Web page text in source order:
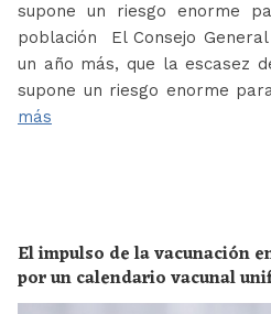
supone un riesgo enorme
población El Consejo
un año más, que la escasez
supone un riesgo enorme
más
El impulso de la vacunación
por un calendario vacunal